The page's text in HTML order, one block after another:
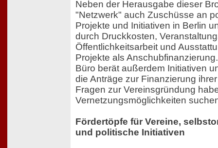
Neben der Herausgabe dieser
"Netzwerk" auch Zuschüsse an
Projekte und Initiativen in Berlin
durch Druckkosten,
Öffentlichkeitsarbeit und
Projekte als
Büro berät außerdem Initiativen
die Anträge zur Finanzierung
Fragen zur Vereinsgründung
Vernetzungsmöglichkeiten
Fördertöpfe für Vereine,
und politische Initiativen